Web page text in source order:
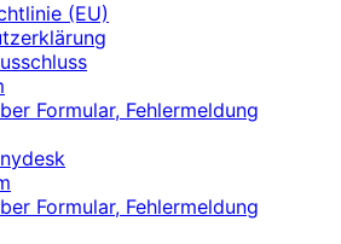
(EU)
Formular, Fehlermeldung
Formular, Fehlermeldung